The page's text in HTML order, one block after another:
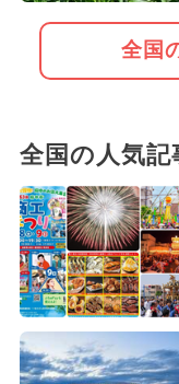
全国
全国の人気